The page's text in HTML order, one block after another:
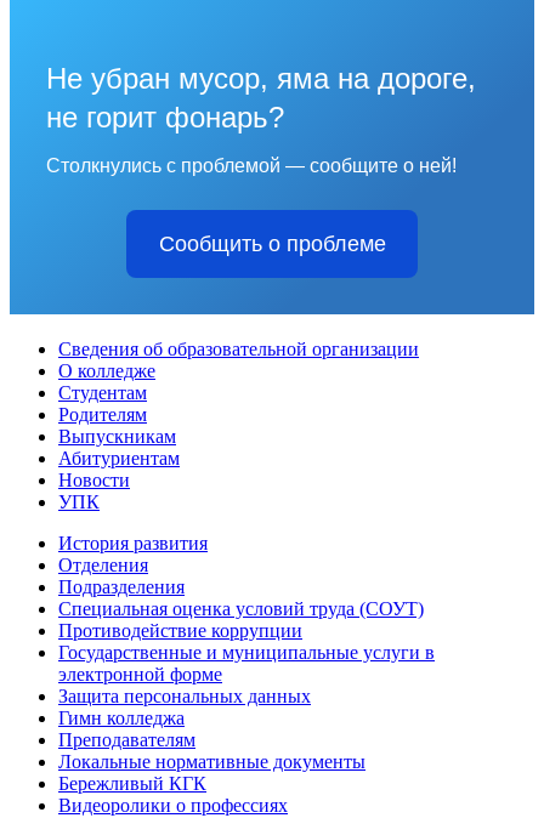
Не убран мусор, яма на дороге,
не горит фонарь?
Столкнулись с проблемой — сообщите о ней!
Сообщить о проблеме
Сведения об образовательной организации
О колледже
Студентам
Родителям
Выпускникам
Абитуриентам
Новости
УПК
История развития
Отделения
Подразделения
Специальная оценка условий труда (СОУТ)
Противодействие коррупции
Государственные и муниципальные услуги в
электронной форме
Защита персональных данных
Гимн колледжа
Преподавателям
Локальные нормативные документы
Бережливый КГК
Видеоролики о профессиях